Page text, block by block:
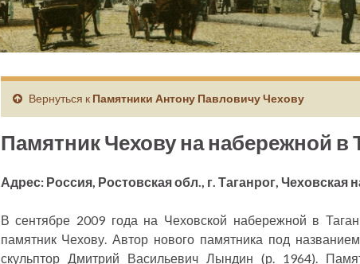
Вернуться к Памятники Антону Павловичу Чехову
Памятник Чехову на набережной в
Адрес: Россия, Ростовская обл., г. Таганрог, Чеховская
В сентябре 2009 года на Чеховской набережной в
памятник Чехову. Автор нового памятника под
скульптор Дмитрий Васильевич Лындин (р. 1964).